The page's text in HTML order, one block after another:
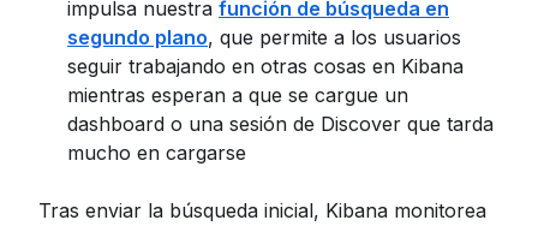
impulsa nuestra función de búsqueda en
segundo plano, que permite a los usuarios
seguir trabajando en otras cosas en Kibana
mientras esperan a que se cargue un
dashboard o una sesión de Discover que tarda
mucho en cargarse
Tras enviar la búsqueda inicial, Kibana monitorea